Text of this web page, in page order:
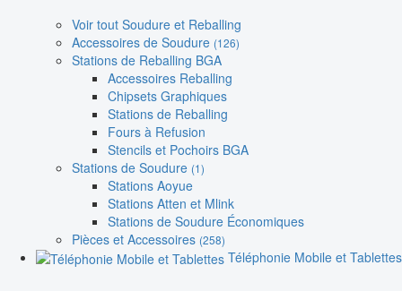
Voir tout Soudure et Reballing
Accessoires de Soudure (126)
Stations de Reballing BGA
Accessoires Reballing
Chipsets Graphiques
Stations de Reballing
Fours à Refusion
Stencils et Pochoirs BGA
Stations de Soudure (1)
Stations Aoyue
Stations Atten et Mlink
Stations de Soudure Économiques
Pièces et Accessoires (258)
Téléphonie Mobile et Tablettes